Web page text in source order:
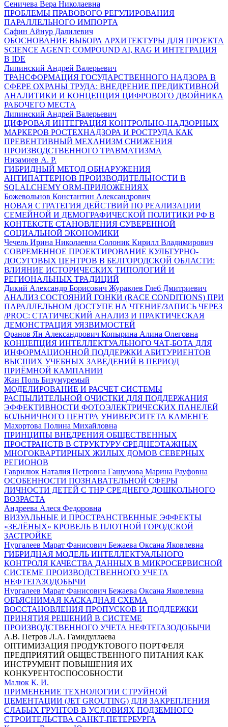
Сеничева Вера Николаевна
ПРОБЛЕМЫ ПРАВОВОГО РЕГУЛИРОВАНИЯ
ПАРАЛЛЕЛЬНОГО ИМПОРТА
Сафин Айнур Далилевич
ОБОСНОВАНИЕ ВЫБОРА АРХИТЕКТУРЫ ДЛЯ ПРОЕКТА
SCIENCE AGENT: COMPOUND AI, RAG И ИНТЕГРАЦИЯ
В IDE
Липинский Андрей Валерьевич
ТРАНСФОРМАЦИЯ ГОСУДАРСТВЕННОГО НАДЗОРА В
СФЕРЕ ОХРАНЫ ТРУДА: ВНЕДРЕНИЕ ПРЕДИКТИВНОЙ
АНАЛИТИКИ И КОНЦЕПЦИЯ ЦИФРОВОГО ДВОЙНИКА
РАБОЧЕГО МЕСТА
Липинский Андрей Валерьевич
ЦИФРОВАЯ ИНТЕГРАЦИЯ КОНТРОЛЬНО-НАДЗОРНЫХ
МАРКЕРОВ РОСТЕХНАДЗОРА И РОСТРУДА КАК
ПРЕВЕНТИВНЫЙ МЕХАНИЗМ СНИЖЕНИЯ
ПРОИЗВОДСТВЕННОГО ТРАВМАТИЗМА
Низамиев А. Р.
ГИБРИДНЫЙ МЕТОД ОБНАРУЖЕНИЯ
АНТИПАТТЕРНОВ ПРОИЗВОДИТЕЛЬНОСТИ В
SQLALCHEMY ORM-ПРИЛОЖЕНИЯХ
Божевольнов Константин Александрович
НОВАЯ СТРАТЕГИЯ ДЕЙСТВИЙ ПО РЕАЛИЗАЦИИ
СЕМЕЙНОЙ И ДЕМОГРАФИЧЕСКОЙ ПОЛИТИКИ РФ В
КОНТЕКСТЕ СТАНОВЛЕНИЯ СУВЕРЕННОЙ
СОЦИАЛЬНОЙ ЭКОНОМИКИ
Чечель Ирина Николаевна Солоник Кирилл Владимирович
СОВРЕМЕННОЕ ПРОЕКТИРОВАНИЕ КУЛЬТУРНО-
ДОСУГОВЫХ ЦЕНТРОВ В БЕЛГОРОДСКОЙ ОБЛАСТИ:
ВЛИЯНИЕ ИСТОРИЧЕСКИХ ТИПОЛОГИЙ И
РЕГИОНАЛЬНЫХ ТРАДИЦИЙ
Дикий Александр Борисович Журавлев Глеб Дмитриевич
АНАЛИЗ СОСТОЯНИЙ ГОНКИ (RACE CONDITIONS) ПРИ
ПАРАЛЛЕЛЬНОМ ДОСТУПЕ НА ЧТЕНИЕ/ЗАПИСЬ ЧЕРЕЗ
/PROC: СТАТИЧЕСКИЙ АНАЛИЗ И ПРАКТИЧЕСКАЯ
ДЕМОНСТРАЦИЯ УЯЗВИМОСТЕЙ
Оранов Ян Александрович Копырина Алина Олеговна
КОНЦЕПЦИЯ ИНТЕЛЛЕКТУАЛЬНОГО ЧАТ-БОТА ДЛЯ
ИНФОРМАЦИОННОЙ ПОДДЕРЖКИ АБИТУРИЕНТОВ
ВЫСШИХ УЧЕБНЫХ ЗАВЕДЕНИЙ В ПЕРИОД
ПРИЁМНОЙ КАМПАНИИ
Жан Поль Бизумуремый
МОДЕЛИРОВАНИЕ И РАСЧЕТ СИСТЕМЫ
РАСПЫЛИТЕЛЬНОЙ ОЧИСТКИ ДЛЯ ПОДДЕРЖАНИЯ
ЭФФЕКТИВНОСТИ ФОТОЭЛЕКТРИЧЕСКИХ ПАНЕЛЕЙ
БОЛЬНИЧНОГО ЦЕНТРА УНИВЕРСИТЕТА КАМЕНГЕ
Махортова Полина Михайловна
ПРИНЦИПЫ ВНЕДРЕНИЯ ОБЩЕСТВЕННЫХ
ПРОСТРАНСТВ В СТРУКТУРУ СРЕДНЕЭТАЖНЫХ
МНОГОКВАРТИРНЫХ ЖИЛЫХ ДОМОВ СЕВЕРНЫХ
РЕГИОНОВ
Гаврилюк Наталия Петровна Гашумова Марина Рауфовна
ОСОБЕННОСТИ ПОЗНАВАТЕЛЬНОЙ СФЕРЫ
ЛИЧНОСТИ ДЕТЕЙ С ТНР СРЕДНЕГО ДОШКОЛЬНОГО
ВОЗРАСТА
Андреева Алеся Федоровна
ВИЗУАЛЬНЫЕ И ПРОСТРАНСТВЕННЫЕ ЭФФЕКТЫ
«ЗЕЛЁНЫХ» КРОВЕЛЬ В ПЛОТНОЙ ГОРОДСКОЙ
ЗАСТРОЙКЕ
Нургалеев Марат Фанисович Бежаева Оксана Яковлевна
ГИБРИДНАЯ МОДЕЛЬ ИНТЕЛЛЕКТУАЛЬНОГО
КОНТРОЛЯ КАЧЕСТВА ДАННЫХ В МИКРОСЕРВИСНОЙ
СИСТЕМЕ ПРОИЗВОДСТВЕННОГО УЧЕТА
НЕФТЕГАЗОДОБЫЧИ
Нургалеев Марат Фанисович Бежаева Оксана Яковлевна
ОБЪЯСНИМАЯ КАСКАДНАЯ СХЕМА
ВОССТАНОВЛЕНИЯ ПРОПУСКОВ И ПОДДЕРЖКИ
ПРИНЯТИЯ РЕШЕНИЙ В СИСТЕМЕ
ПРОИЗВОДСТВЕННОГО УЧЕТА НЕФТЕГАЗОДОБЫЧИ
А.В. Петров Л.А. Гамидуллаева
ОПТИМИЗАЦИЯ ПРОДУКТОВОГО ПОРТФЕЛЯ
ПРЕДПРИЯТИЙ ОБЩЕСТВЕННОГО ПИТАНИЯ КАК
ИНСТРУМЕНТ ПОВЫШЕНИЯ ИХ
КОНКУРЕНТОСПОСОБНОСТИ
Малюк К. И.
ПРИМЕНЕНИЕ ТЕХНОЛОГИИ СТРУЙНОЙ
ЦЕМЕНТАЦИИ (JET GROUTING) ДЛЯ ЗАКРЕПЛЕНИЯ
СЛАБЫХ ГРУНТОВ В УСЛОВИЯХ ПОДЗЕМНОГО
СТРОИТЕЛЬСТВА САНКТ-ПЕТЕРБУРГА